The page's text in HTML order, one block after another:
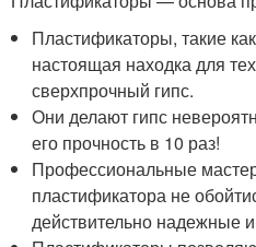
настоящая находка для тех,
сверхпрочный гипс.
Они делают гипс
его прочность в 10 раз!
Профессиональные
пластификатора не
действительно надежные и
Пластификаторы
связываться, делая его